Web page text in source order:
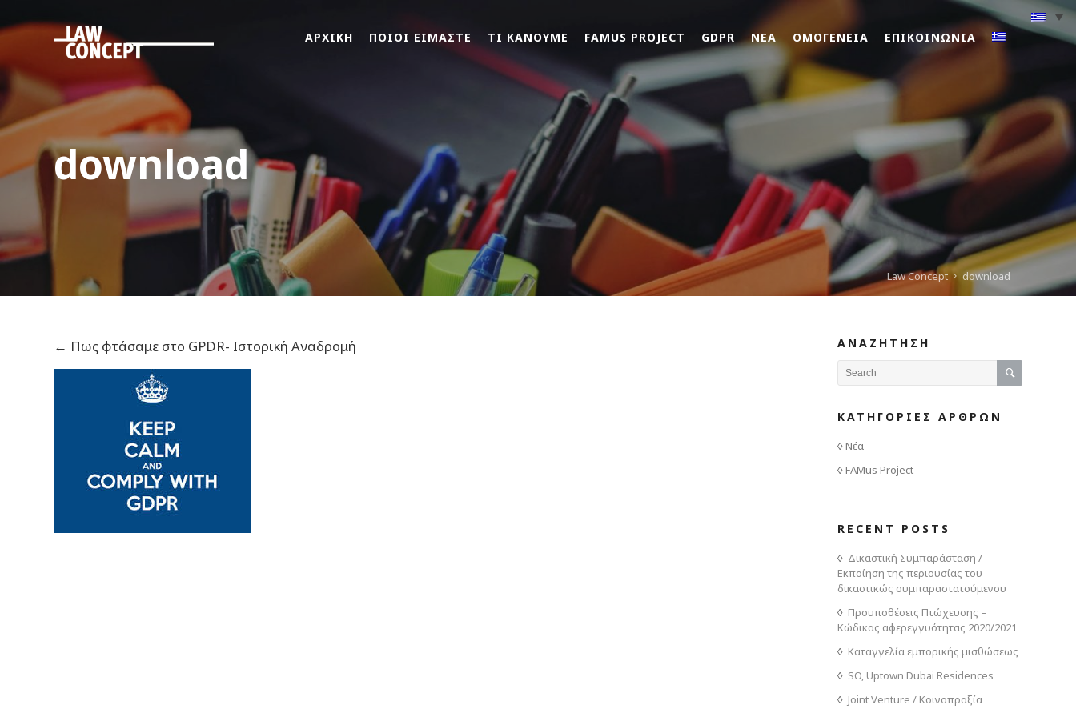
ΑΡΧΙΚΗ ΠΟΙΟΙ ΕΙΜΑΣΤΕ ΤΙ ΚΑΝΟΥΜΕ FAMUS PROJECT GDPR ΝΕΑ ΟΜΟΓΕΝΕΙΑ ΕΠΙΚΟΙΝΩΝΙΑ
download
Law Concept download
← Πως φτάσαμε στο GPDR- Ιστορική Αναδρομή ΑΝΑΖΗΤΗΣΗ
ΚΑΤΗΓΟΡΙΕΣ ΑΡΘΡΩΝ
Νέα
FAMus Project
RECENT POSTS
Δικαστική Συμπαράσταση /
Εκποίηση της περιουσίας του
δικαστικώς συμπαραστατούμενου
Προυποθέσεις Πτώχευσης –
Κώδικας αφερεγγυότητας 2020/2021
Καταγγελία εμπορικής μισθώσεως
SO, Uptown Dubai Residences
Joint Venture / Κοινοπραξία
ΠΟΙΟΙ
ΕΙΜΑΣΤΕ
ΤΙ
ΚΑΝΟΥΜΕ
Project
GDPR
ΟΜΟΓΕΝΕΙΑ